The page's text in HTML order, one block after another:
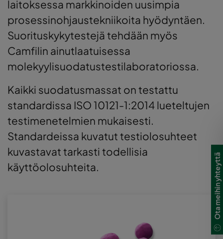
laitoksessa markkinoiden uusimpia
prosessinohjaustekniikoita hyödyntäen.
Suorituskykytestejä tehdään myös
Camfilin ainutlaatuisessa
molekyylisuodatustestilaboratoriossa.
Kaikki suodatusmassat on testattu
standardissa ISO 10121-1:2014 lueteltujen
testimenetelmien mukaisesti.
Standardeissa kuvatut testiolosuhteet
kuvastavat tarkasti todellisia
käyttöolosuhteita.
Ota meihin yhteyttä